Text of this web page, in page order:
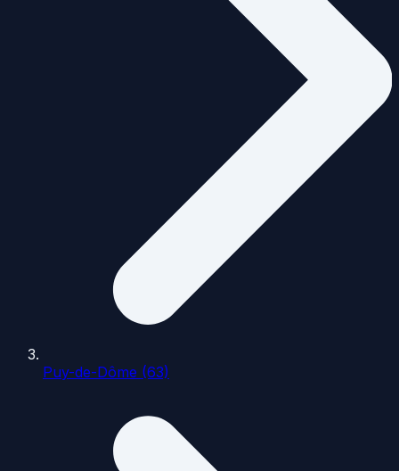
Puy-de-Dôme (63)